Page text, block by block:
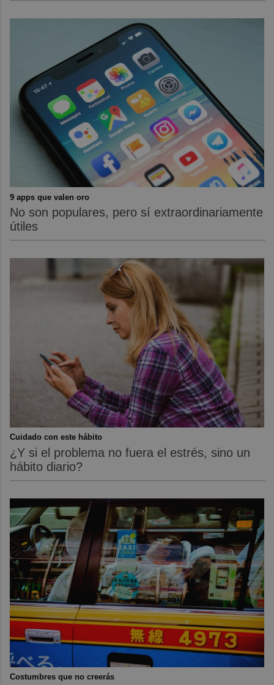
9 apps que valen oro
No son populares, pero sí extraordinariamente
útiles
Cuidado con este hábito
¿Y si el problema no fuera el estrés, sino un
hábito diario?
Costumbres que no creerás